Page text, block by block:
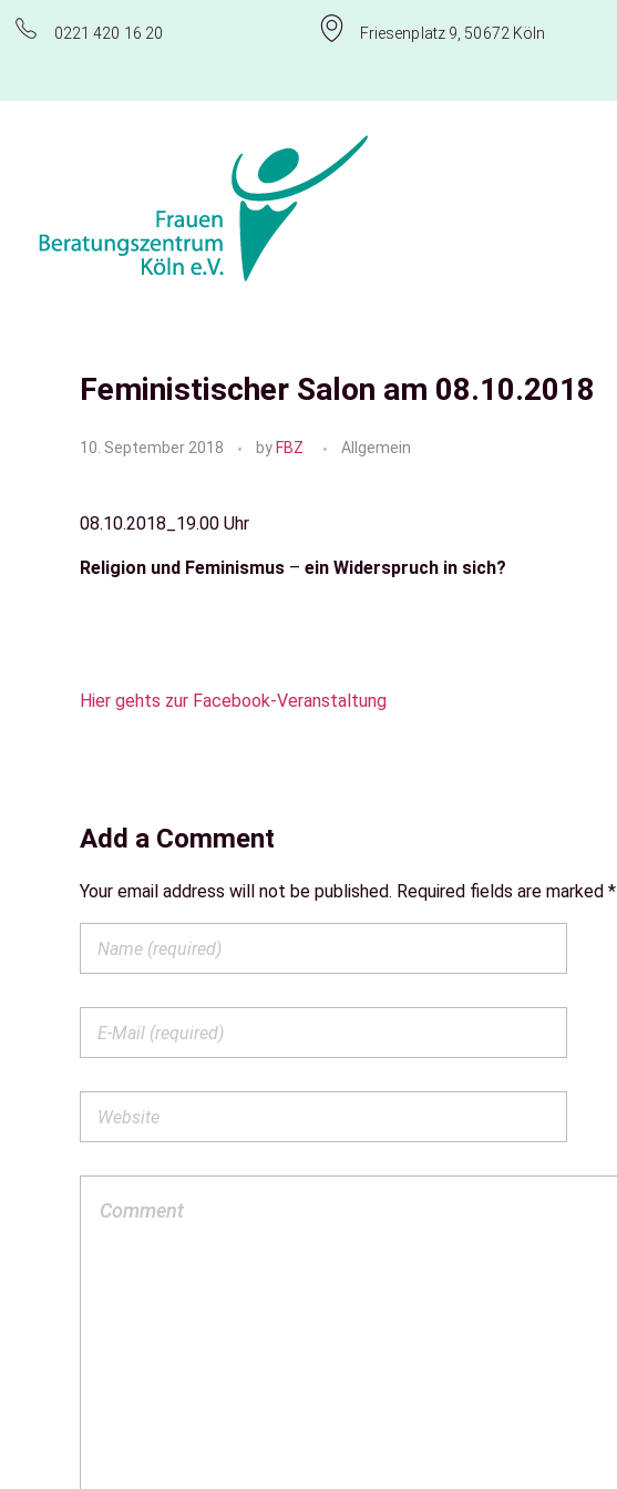
0221 420 16 20 Friesenplatz 9, 50672 Köln
Feministischer Salon am 08.10.2018
10. September 2018 by FBZ Allgemein
08.10.2018_19.00 Uhr
Religion und Feminismus – ein Widerspruch in sich?
Hier gehts zur Facebook-Veranstaltung
Add a Comment
Your email address will not be published. Required fields are marked *